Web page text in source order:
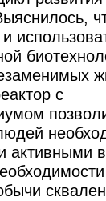
с
активными